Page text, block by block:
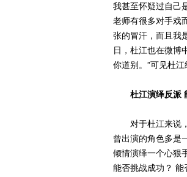
我甚至怀疑过自己
老师有很多对手戏
张的冒汗，而且我
日，杜江也在微博
你道别。”可见杜
杜江演绎反派
对于杜江来说，
曾出演的角色多是
倾情演绎一个心狠
能否挑战成功？ 能